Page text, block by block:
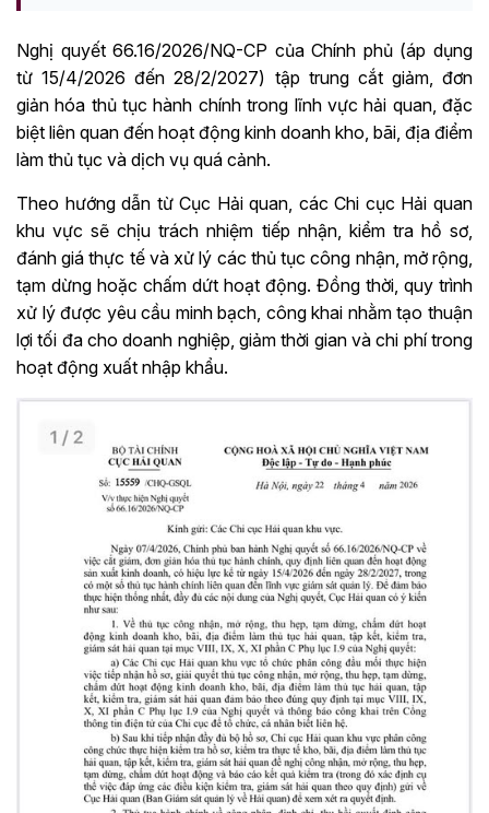
Nghị quyết 66.16/2026/NQ-CP của Chính phủ (áp dụng
từ 15/4/2026 đến 28/2/2027) tập trung cắt giảm, đơn
giản hóa thủ tục hành chính trong lĩnh vực hải quan, đặc
biệt liên quan đến hoạt động kinh doanh kho, bãi, địa điểm
làm thủ tục và dịch vụ quá cảnh.
Theo hướng dẫn từ Cục Hải quan, các Chi cục Hải quan
khu vực sẽ chịu trách nhiệm tiếp nhận, kiểm tra hồ sơ,
đánh giá thực tế và xử lý các thủ tục công nhận, mở rộng,
tạm dừng hoặc chấm dứt hoạt động. Đồng thời, quy trình
xử lý được yêu cầu minh bạch, công khai nhằm tạo thuận
lợi tối đa cho doanh nghiệp, giảm thời gian và chi phí trong
hoạt động xuất nhập khẩu.